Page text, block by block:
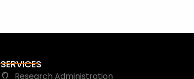
SERVICES
Research Administration